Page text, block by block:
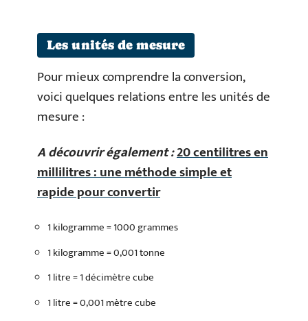
Les unités de mesure
Pour mieux comprendre la conversion,
voici quelques relations entre les unités de
mesure :
A découvrir également :20 centilitres en
millilitres : une méthode simple et
rapide pour convertir
1 kilogramme = 1000 grammes
1 kilogramme = 0,001 tonne
1 litre = 1 décimètre cube
1 litre = 0,001 mètre cube